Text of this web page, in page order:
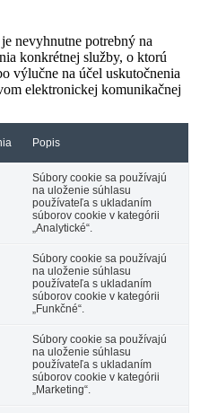
nevyhnutne potrebný na
konkrétnej služby, o ktorú
výlučne na účel uskutočnenia
elektronickej komunikačnej
Popis
Súbory cookie sa používajú
na uloženie súhlasu
používateľa s ukladaním
súborov cookie v kategórii
„Analytické“.
Súbory cookie sa používajú
na uloženie súhlasu
používateľa s ukladaním
súborov cookie v kategórii
„Funkčné“.
Súbory cookie sa používajú
na uloženie súhlasu
používateľa s ukladaním
súborov cookie v kategórii
„Marketing“.